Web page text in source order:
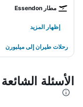
مطار Essendon
إظهار المزيد
رحلات طيران إلى ميلبورن
الأسئلة